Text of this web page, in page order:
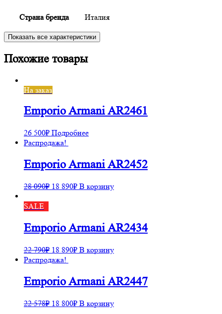
Страна бренда Италия
Показать все характеристики
Похожие товары
На заказ
Emporio Armani AR2461
26 500₽ Подробнее
Распродажа!
Emporio Armani AR2452
28 090₽ 18 890₽ В корзину
SALE
Emporio Armani AR2434
22 790₽ 18 890₽ В корзину
Распродажа!
Emporio Armani AR2447
22 578₽ 18 800₽ В корзину